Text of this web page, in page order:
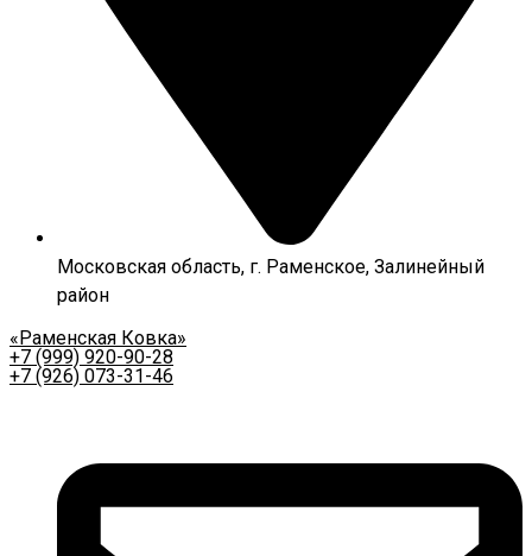
Московская область, г. Раменское, Залинейный
район
«Раменская Ковка»
+7 (999) 920-90-28
+7 (926) 073-31-46